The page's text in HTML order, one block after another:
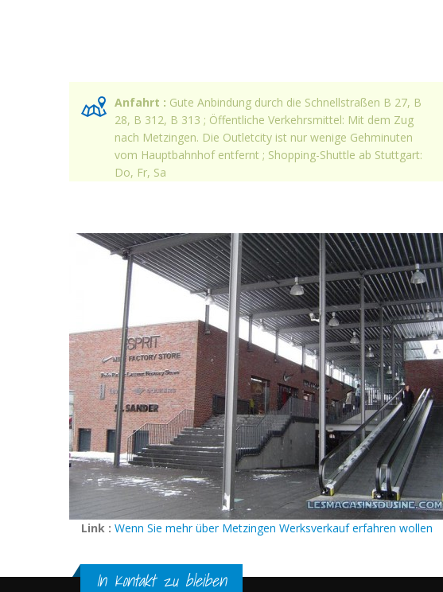
Anfahrt : Gute Anbindung durch die Schnellstraßen B 27, B
28, B 312, B 313 ; Öffentliche Verkehrsmittel: Mit dem Zug
nach Metzingen. Die Outletcity ist nur wenige Gehminuten
vom Hauptbahnhof entfernt ; Shopping-Shuttle ab Stuttgart:
Do, Fr, Sa
Link : Wenn Sie mehr über Metzingen Werksverkauf erfahren wollen
In Kontakt zu bleiben